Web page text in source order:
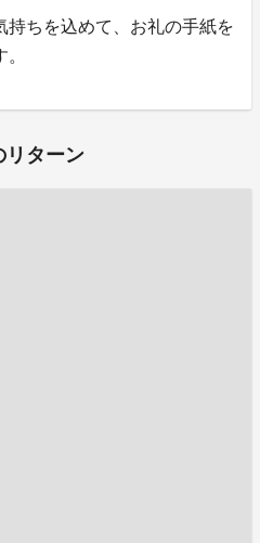
ちを込めて、お礼の手紙を
リターン